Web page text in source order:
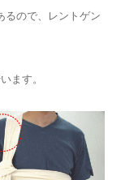
るので、レントゲン
ます。